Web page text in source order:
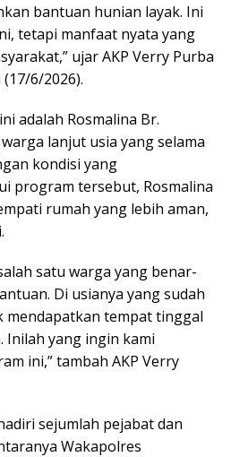
bantuan hunian layak. Ini
tetapi manfaat nyata yang
ujar AKP Verry Purba
6/2026).
adalah Rosmalina Br.
lanjut usia yang selama
kondisi yang
program tersebut, Rosmalina
rumah yang lebih aman,
satu warga yang benar-
Di usianya yang sudah
mendapatkan tempat tinggal
Inilah yang ingin kami
ini,” tambah AKP Verry
sejumlah pejabat dan
Wakapolres